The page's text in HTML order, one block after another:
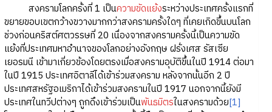
สงครามโลกครั้งที่ 1 เป็นความขัดแย้งระหว่างประเทศครั้งแรกที่
ขยายขอบเขตกว้างขวางมากกว่าสงครามครั้งใดๆ ที่เคยเกิดขึ้นบนโลก
ช่วงก่อนคริสต์ศตวรรษที่ 20 เนื่องจากสงครามครั้งนี้เป็นความขัด
แย้งที่ประเทศมหาอำนาจของโลกอย่างอังกฤษ ฝรั่งเศส รัสเซีย
เยอรมนี เข้ามาเกี่ยวข้องโดยตรงเมื่อสงครามอุบัติขึ้นในปี 1914 ต่อมา
ในปี 1915 ประเทศอิตาลีได้เข้าร่วมสงคราม หลังจากนั้นอีก 2 ปี
ประเทศสหรัฐอเมริกาได้เข้าร่วมสงครามในปี 1917 นอกจากนี้ยังมี
ประเทศในทวีปต่างๆ ถูกดึงเข้าร่วมเป็นพันธมิตรในสงครามด้วย[1]